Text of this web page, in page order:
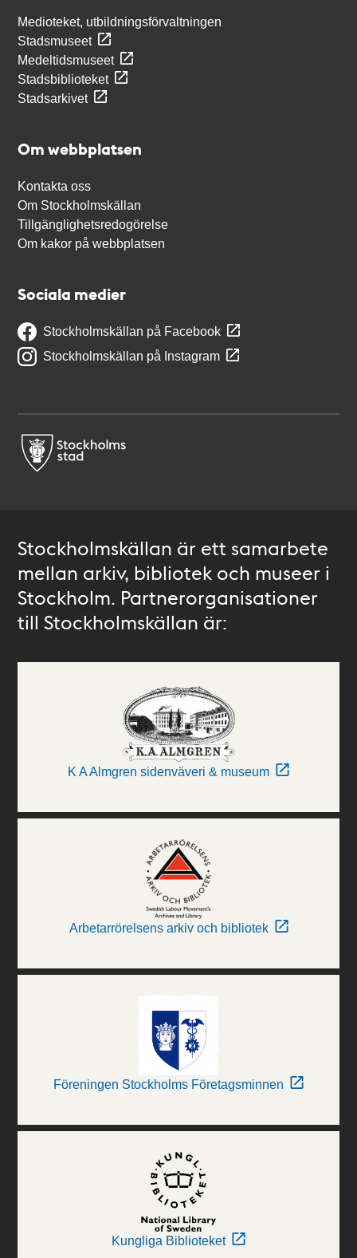
Medioteket, utbildningsförvaltningen
Stadsmuseet
Medeltidsmuseet
Stadsbiblioteket
Stadsarkivet
Om webbplatsen
Kontakta oss
Om Stockholmskällan
Tillgänglighetsredogörelse
Om kakor på webbplatsen
Sociala medier
Stockholmskällan på Facebook
Stockholmskällan på Instagram
Stockholmskällan är ett samarbete
mellan arkiv, bibliotek och museer i
Stockholm. Partnerorganisationer
till Stockholmskällan är:
K A Almgren sidenväveri & museum
Arbetarrörelsens arkiv och bibliotek
Föreningen Stockholms Företagsminnen
Kungliga Biblioteket